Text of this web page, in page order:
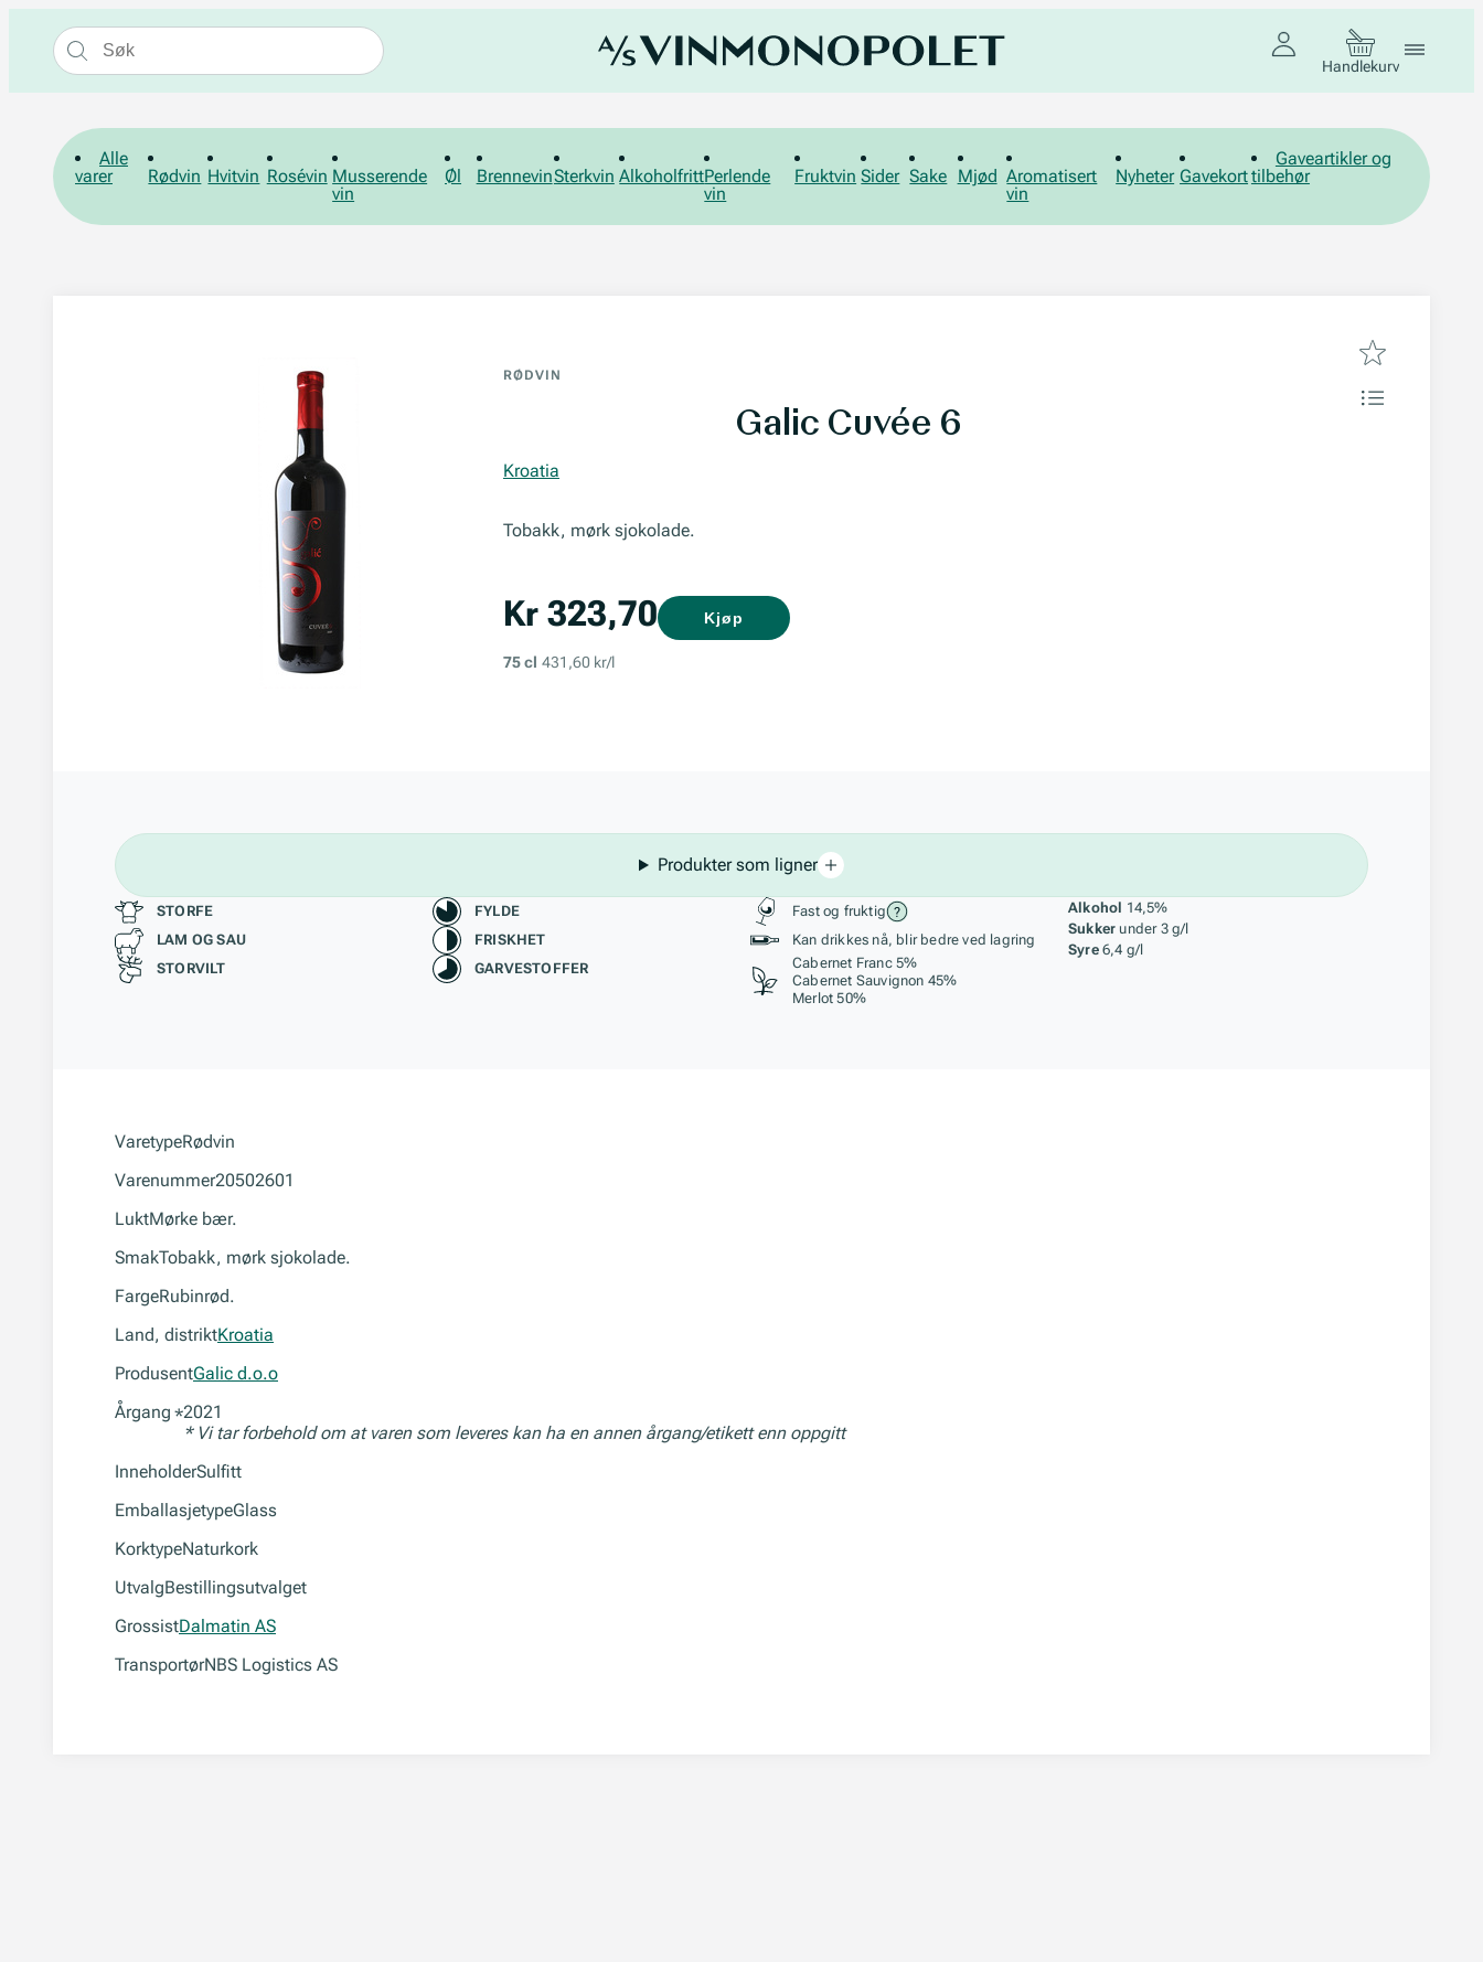
Handlekurv
Alle
varer
Rødvin Hvitvin Rosévin Musserende
vin
Øl BrennevinSterkvin AlkoholfrittPerlende
vin
Fruktvin Sider Sake Mjød Aromatisert
vin
Nyheter Gavekort
Gaveartikler og
tilbehør
RØDVIN
Galic Cuvée 6
Kroatia
Tobakk, mørk sjokolade.
Kr 323,70
75 cl 431,60 kr/l
Kjøp
Produkter som ligner
Passer til
STORFE
LAM OG SAU
STORVILT
Karakteristikk
FYLDE
FRISKHET
GARVESTOFFER
Stil, lagring og råstoff
Fast og fruktig
Kan drikkes nå, blir bedre ved lagring
Cabernet Franc 5%
Cabernet Sauvignon 45%
Merlot 50%
Alkohol 14,5%
Sukker under 3 g/l
Syre 6,4 g/l
VaretypeRødvin
Varenummer20502601
LuktMørke bær.
SmakTobakk, mørk sjokolade.
FargeRubinrød.
Land, distriktKroatia
ProdusentGalic d.o.o
Årgang *2021
* Vi tar forbehold om at varen som leveres kan ha en annen årgang/etikett enn oppgitt
InneholderSulfitt
EmballasjetypeGlass
KorktypeNaturkork
UtvalgBestillingsutvalget
GrossistDalmatin AS
TransportørNBS Logistics AS